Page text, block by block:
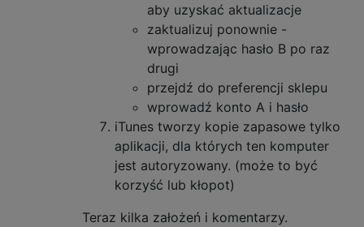
aby uzyskać aktualizacje
zaktualizuj ponownie -
wprowadzając hasło B po raz
drugi
przejdź do preferencji sklepu
wprowadź konto A i hasło
iTunes tworzy kopie zapasowe tylko
aplikacji, dla których ten komputer
jest autoryzowany. (może to być
korzyść lub kłopot)
Teraz kilka założeń i komentarzy.